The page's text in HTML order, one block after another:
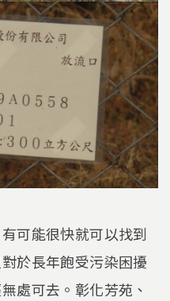
可能很快就可以找到
於長年飽受污染困擾
處可去。彰化芳苑、